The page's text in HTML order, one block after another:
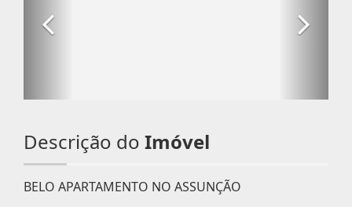
Descrição do Imóvel
BELO APARTAMENTO NO ASSUNÇÃO